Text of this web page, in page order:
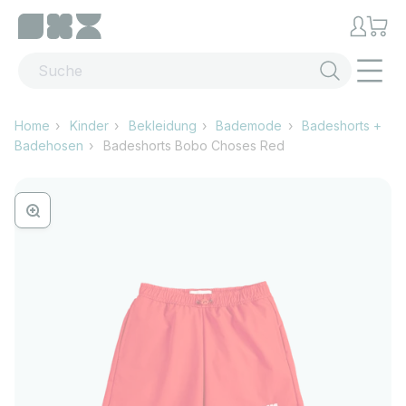
Menü
Home Kinder Bekleidung Bademode
Badeshorts +
Badehosen
Badeshorts Bobo Choses Red
Bild vergrössern